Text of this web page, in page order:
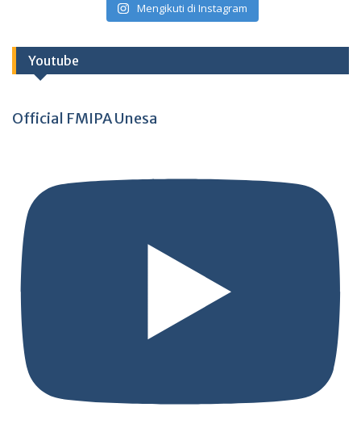
Mengikuti di Instagram
Youtube
Official FMIPA Unesa